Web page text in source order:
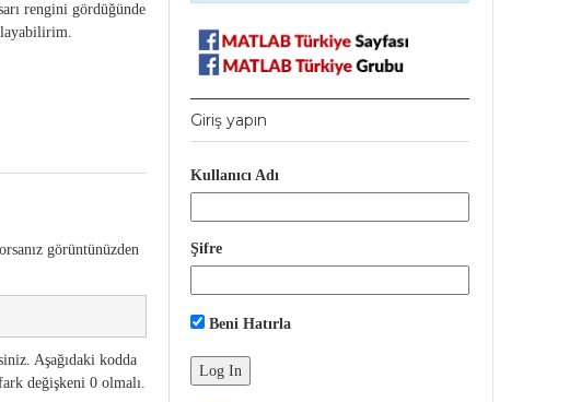
rengini gördüğünde
görüntünüzden
Aşağıdaki kodda
değişkeni 0 olmalı.
Giriş yapın
Kullanıcı Adı
Şifre
Beni Hatırla